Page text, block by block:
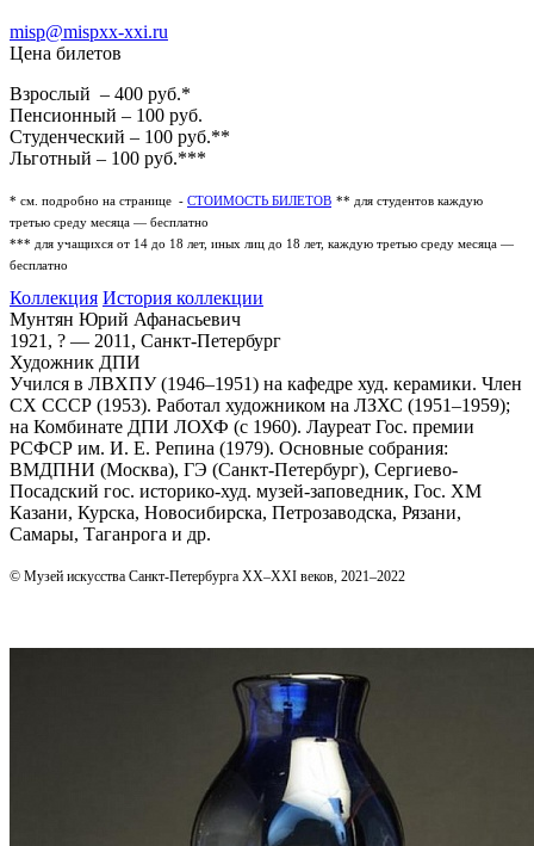
misp@mispxx-xxi.ru
Цена билетов
Взрослый – 400 руб.*
Пенсионный – 100 руб.
Студенческий – 100 руб.**
Льготный – 100 руб.***
* см. подробно на странице - СТОИМОСТЬ БИЛЕТОВ ** для студентов каждую
третью среду месяца — бесплатно
*** для учащихся от 14 до 18 лет, иных лиц до 18 лет, каждую третью среду месяца —
бесплатно
Коллекция История коллекции
Мунтян Юрий Афанасьевич
1921, ? — 2011, Санкт-Петербург
Художник ДПИ
Учился в ЛВХПУ (1946–1951) на кафедре худ. керамики. Член
СХ СССР (1953). Работал художником на ЛЗХС (1951–1959);
на Комбинате ДПИ ЛОХФ (с 1960). Лауреат Гос. премии
РСФСР им. И. Е. Репина (1979). Основные собрания:
ВМДПНИ (Москва), ГЭ (Санкт-Петербург), Сергиево-
Посадский гос. историко-худ. музей-заповедник, Гос. ХМ
Казани, Курска, Новосибирска, Петрозаводска, Рязани,
Самары, Таганрога и др.
© Музей искусства Санкт-Петербурга XX–XXI веков, 2021–2022